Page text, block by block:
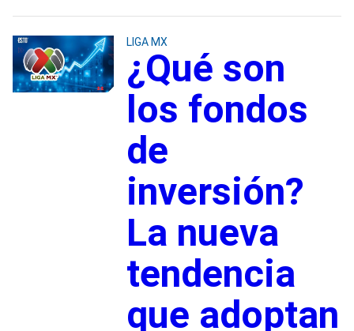
LIGA MX
¿Qué son
los fondos
de
inversión?
La nueva
tendencia
que adoptan